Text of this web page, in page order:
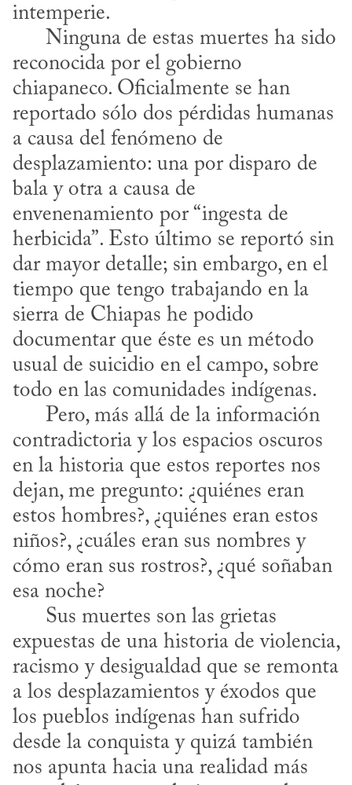
intemperie.
reconocida por el gobierno
chiapaneco. Oficialmente se han
reportado sólo dos pérdidas humanas
a causa del fenómeno de
desplazamiento: una por disparo de
bala y otra a causa de
envenenamiento por “ingesta de
herbicida”. Esto último se reportó sin
dar mayor detalle; sin embargo, en el
tiempo que tengo trabajando en la
sierra de Chiapas he podido
documentar que éste es un método
usual de suicidio en el campo, sobre
todo en las comunidades indígenas.
contradictoria y los espacios oscuros
en la historia que estos reportes nos
dejan, me pregunto: ¿quiénes eran
estos hombres?, ¿quiénes eran estos
niños?, ¿cuáles eran sus nombres y
cómo eran sus rostros?, ¿qué soñaban
esa noche?
expuestas de una historia de violencia,
racismo y desigualdad que se remonta
a los desplazamientos y éxodos que
los pueblos indígenas han sufrido
desde la conquista y quizá también
nos apunta hacia una realidad más